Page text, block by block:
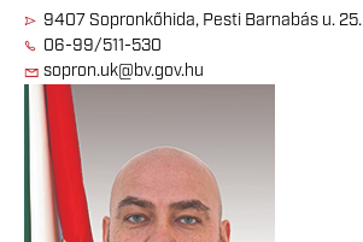
9407 Sopronkőhida, Pesti Barnabás u. 25.
06-99/511-530
sopron.uk@bv.gov.hu